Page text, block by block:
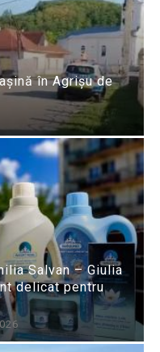
în Agrișu de
Salvan – Giulia
delicat pentru